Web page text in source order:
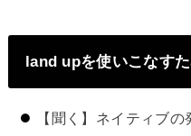
land upを使いこなす
【聞く】ネイティブ